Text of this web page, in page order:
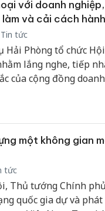
với doanh
và cải cách
Tin tức
Hải Phòng tổ chức
lắng nghe, tiếp
của cộng đồng
một không gian
tức
Thủ tướng Chính
quốc gia dự và